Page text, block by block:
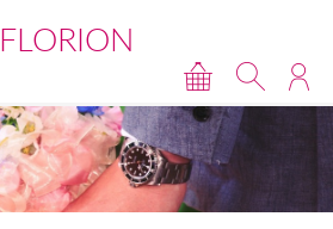
FLORION